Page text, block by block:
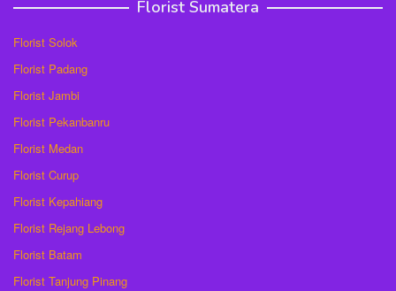
Florist Sumatera
Florist Solok
Florist Padang
Florist Jambi
Florist Pekanbanru
Florist Medan
Florist Curup
Florist Kepahiang
Florist Rejang Lebong
Florist Batam
Florist Tanjung Pinang